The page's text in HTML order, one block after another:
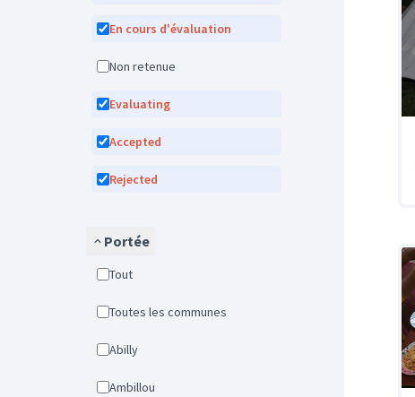
En cours d'évaluation
Non retenue
Evaluating
Accepted
Rejected
Portée
Tout
Toutes les communes
Abilly
Ambillou